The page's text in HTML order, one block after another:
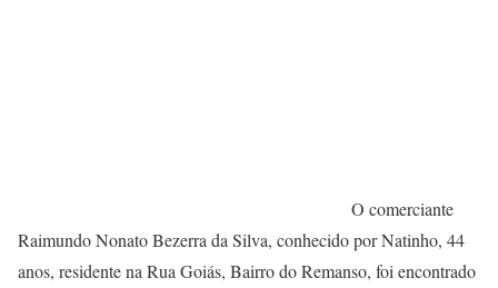
O comerciante
Raimundo Nonato Bezerra da Silva, conhecido por Natinho, 44
anos, residente na Rua Goiás, Bairro do Remanso, foi encontrado